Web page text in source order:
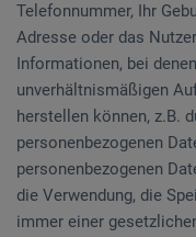
Telefonnummer, Ihr
Adresse oder das
Informationen, bei
unverhältnismäßigen
herstellen können, z.B.
personenbezogenen
personenbezogenen
die Verwendung, die
immer einer